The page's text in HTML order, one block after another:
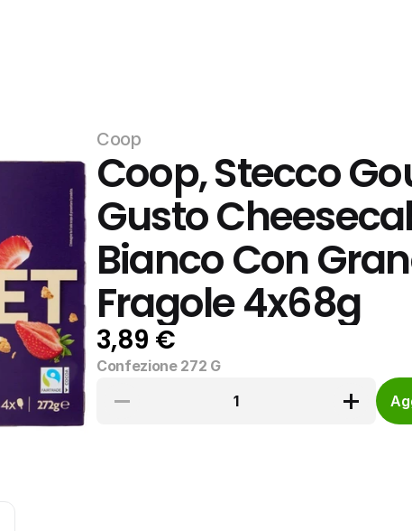
Coop
Coop, Stecco
Gusto
Bianco Con
Fragole 4x68g
3,89 €
Confezione 272 G
1